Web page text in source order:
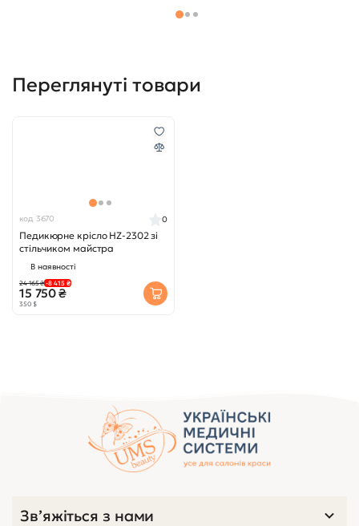
Переглянуті товари
код 3670
Педикюрне крісло HZ-2302 зі
стільчиком майстра
0
В наявності
24 165 ₴ -8 415 ₴
15 750 ₴
350 $
Зв’яжіться з нами